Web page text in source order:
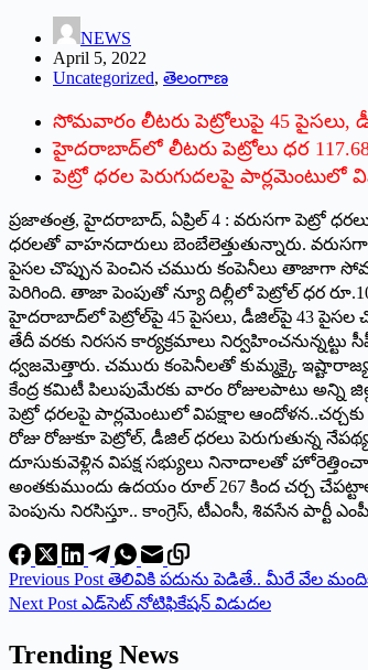
NEWS
April 5, 2022
Uncategorized, తెలంగాణ
సోమవారం లీటరు పెట్రోలుపై 45 పైసలు,
హైదరాబాద్‌లో లీటరు పెట్రోలు ధర
‌పెట్రో ధరల పెరుగుదలపై పార్లమెంటులో
‌ప్రజాతంత్ర, హైదరాబాద్‌, ఏ‌ప్రిల్‌ 4 : ‌వరుసగా పెట్రో
ధరలతో వాహనదారులు బెంబేలెత్తుతున్నారు.
పైసల చొప్పున పెంచిన చమురు కంపెనీలు తాజాగా
పెరిగింది. తాజా పెంపుతో న్యూ దిల్లీలో పెట్రోల్‌ ‌ధర
హైదరాబాద్‌లో పెట్రోల్‌పై 45 పైసలు, డీజిల్‌పై 43 పైసల
తేదీ వరకు నిరసన కార్యక్రమాలు నిర్వహించనున్నట్టు
ధ్వజమెత్తారు. చమురు కంపెనీలతో కుమ్మక్కై
కేంద్ర కమిటీ పిలుపుమేరకు వారం రోజులపాటు అన్ని
పెట్రో ధరలపై పార్లమెంటులో విపక్షాల
‌రోజు రోజుకూ పెట్రోల్‌, ‌డీజిల్‌ ‌ధరలు పెరుగుతున్న
దూసుకువెళ్లిన విపక్ష సభ్యులు నినాదాలతో
అంతకుముందు ఉదయం రూల్‌ 267 ‌కింద చర్చ
పెంపును నిరసిస్తూ.. కాంగ్రెస్‌, ‌టీఎంసీ, శివసేన
Previous Post తెలివికి పదును పెడితే.. మీరే వేల
Next Post ఎడ్‌సెట్‌ ‌నోటిఫికేషన్‌ ‌విడుదల
Trending News